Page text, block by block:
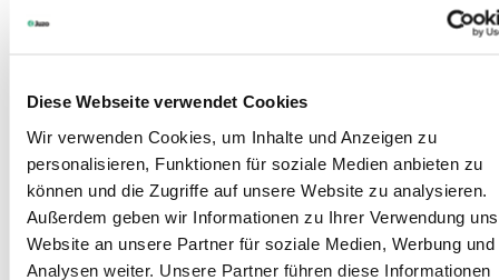
Diese Webseite verwendet Cookies
Wir verwenden Cookies, um Inhalte und Anzeigen zu
personalisieren, Funktionen für soziale Medien anbieten zu
können und die Zugriffe auf unsere Website zu analysieren.
Außerdem geben wir Informationen zu Ihrer Verwendung
Website an unsere Partner für soziale Medien, Werbung und
Analysen weiter. Unsere Partner führen diese Informationen